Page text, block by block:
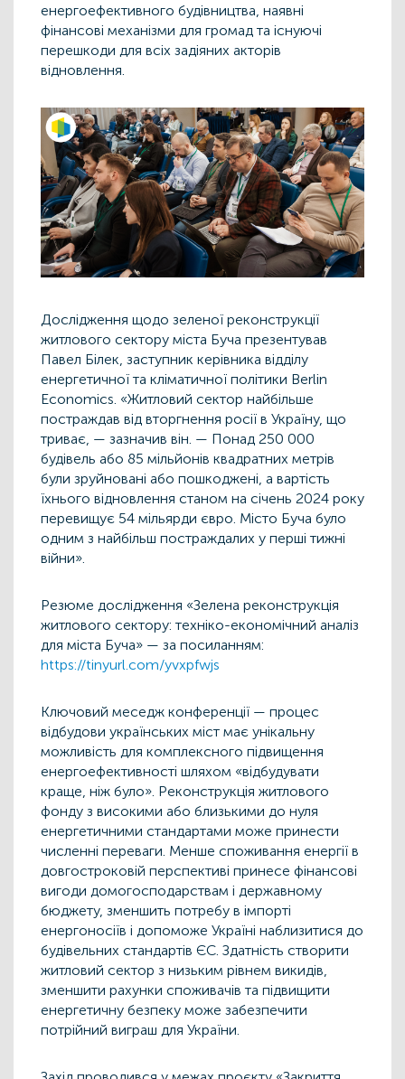
енергоефективного будівництва, наявні
фінансові механізми для громад та існуючі
перешкоди для всіх задіяних акторів
відновлення.
Дослідження щодо зеленої реконструкції
житлового сектору міста Буча презентував
Павел Білек, заступник керівника відділу
енергетичної та кліматичної політики Berlin
Economics. «Житловий сектор найбільше
постраждав від вторгнення росії в Україну, що
триває, — зазначив він. — Понад 250 000
будівель або 85 мільйонів квадратних метрів
були зруйновані або пошкоджені, а вартість
їхнього відновлення станом на січень 2024 року
перевищує 54 мільярди євро. Місто Буча було
одним з найбільш постраждалих у перші тижні
війни».
Резюме дослідження «Зелена реконструкція
житлового сектору: техніко-економічний аналіз
для міста Буча» — за посиланням:
https://tinyurl.com/yvxpfwjs
Ключовий меседж конференції — процес
відбудови українських міст має унікальну
можливість для комплексного підвищення
енергоефективності шляхом «відбудувати
краще, ніж було». Реконструкція житлового
фонду з високими або близькими до нуля
енергетичними стандартами може принести
численні переваги. Менше споживання енергії в
довгостроковій перспективі принесе фінансові
вигоди домогосподарствам і державному
бюджету, зменшить потребу в імпорті
енергоносіїв і допоможе Україні наблизитися до
будівельних стандартів ЄС. Здатність створити
житловий сектор з низьким рівнем викидів,
зменшити рахунки споживачів та підвищити
енергетичну безпеку може забезпечити
потрійний виграш для України.